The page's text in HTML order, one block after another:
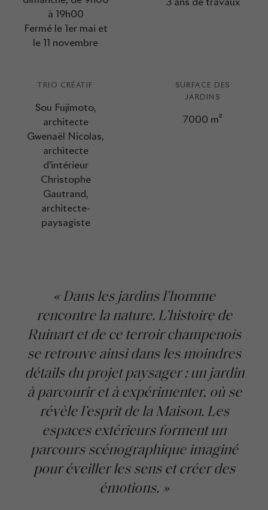
à 19h00
Fermé le 1er mai et
le 11 novembre
TRIO CRÉATIF
Sou Fujimoto,
architecte
Gwenaël Nicolas,
architecte
d'intérieur
Christophe
Gautrand,
architecte-
paysagiste
SURFACE DES
JARDINS
7000 m²
« Dans les jardins l’homme
rencontre la nature. L’histoire de
Ruinart et de ce terroir champenois
se retrouve ainsi dans les moindres
détails du projet paysager : un jardin
à parcourir et à expérimenter, où se
révèle l’esprit de la Maison. Les
espaces extérieurs forment un
parcours scénographique imaginé
pour éveiller les sens et créer des
émotions. »